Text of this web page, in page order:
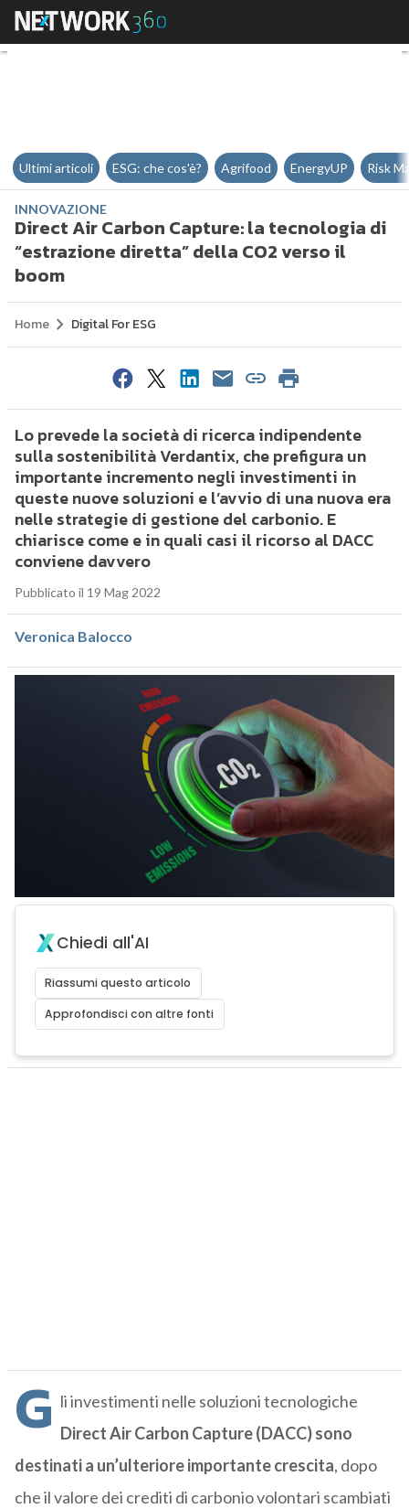
Direct Air Carbon Capture: la
Ultimi articoli ESG: che cos'è? Agrifood EnergyUP Risk
INNOVAZIONE
Direct Air Carbon Capture: la tecnologia di
“estrazione diretta” della CO2 verso il
boom
Home Digital For ESG
Lo prevede la società di ricerca indipendente
sulla sostenibilità Verdantix, che prefigura un
importante incremento negli investimenti in
queste nuove soluzioni e l’avvio di una nuova era
nelle strategie di gestione del carbonio. E
chiarisce come e in quali casi il ricorso al DACC
conviene davvero
Pubblicato il 19 Mag 2022
Veronica Balocco
Chiedi all'AI
Riassumi questo articolo
Approfondisci con altre fonti
G li investimenti nelle soluzioni tecnologiche
Direct Air Carbon Capture (DACC) sono
destinati a un’ulteriore importante crescita, dopo
che il valore dei crediti di carbonio volontari scambiati